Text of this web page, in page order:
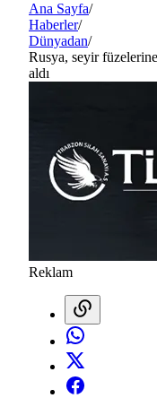
Ana Sayfa/
Haberler/
Dünyadan/
Rusya, seyir
aldı
Reklam